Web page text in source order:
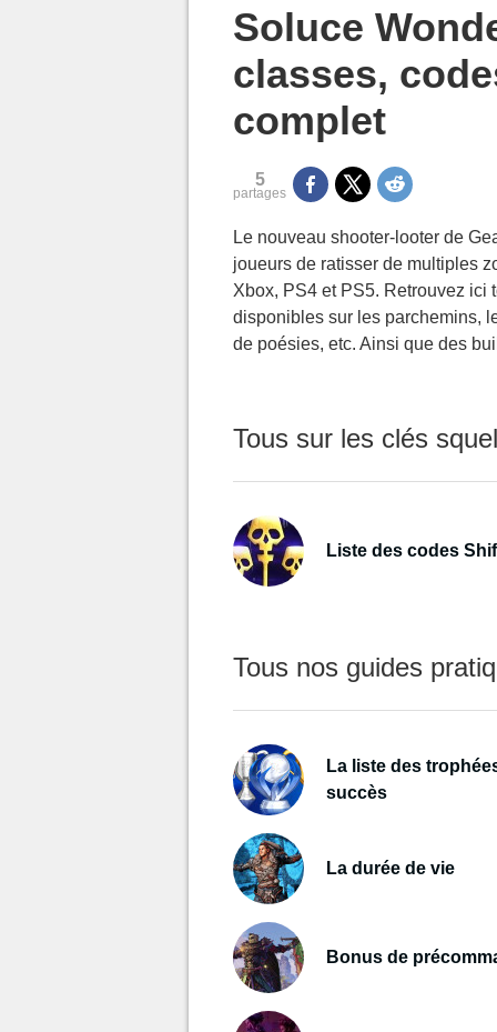
Soluce
classes,
complet
5
partages
Le nouveau shooter-looter de
joueurs de ratisser de multiples
Xbox, PS4 et PS5. Retrouvez ici
disponibles sur les parchemins,
de poésies, etc. Ainsi que des
Tous sur les clés
Liste des codes
Tous nos guides
La liste des
succès
La durée de vie
Bonus de